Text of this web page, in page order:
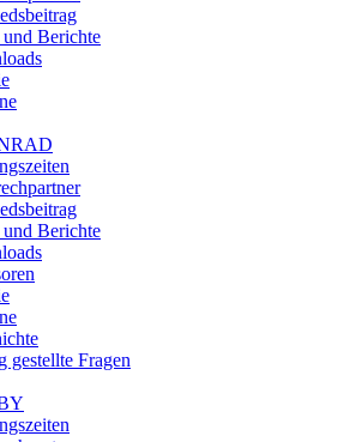
Berichte
Berichte
gestellte Fragen